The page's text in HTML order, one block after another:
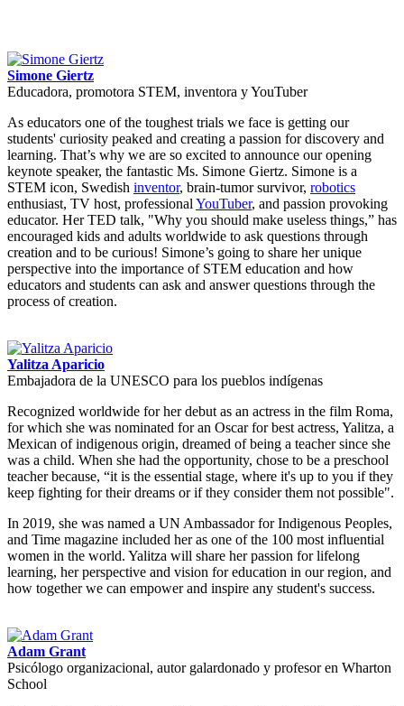
Simone Giertz
Educadora, promotora STEM, inventora y YouTuber
As educators one of the toughest trials we face is getting our
students' curiosity peaked and creating a passion for discovery and
learning. That’s why we are so excited to announce our opening
keynote speaker, the fantastic Ms. Simone Giertz. Simone is a
STEM icon, Swedish inventor, brain-tumor survivor, robotics
enthusiast, TV host, professional YouTuber, and passion provoking
educator. Her TED talk, "Why you should make useless things,” has
encouraged kids and adults worldwide to ask questions through
creation and to be curious! Simone’s going to share her unique
perspective into the importance of STEM education and how
educators and students can ask and answer questions through the
process of creation.
Yalitza Aparicio
Embajadora de la UNESCO para los pueblos indígenas
Recognized worldwide for her debut as an actress in the film Roma,
for which she was nominated for an Oscar for best actress, Yalitza, a
Mexican of indigenous origin, dreamed of being a teacher since she
was a child. When she had the opportunity, chose to be a preschool
teacher because, “it is the essential stage, where it's up to you if they
keep fighting for their dreams or if they consider them not possible".
In 2019, she was named a UN Ambassador for Indigenous Peoples,
and Time magazine included her as one of the 100 most influential
women in the world. Yalitza will share her passion for lifelong
learning, her perspective and vision for education in our region, and
how together we can empower and inspire any student's success.
Adam Grant
Psicólogo organizacional, autor galardonado y profesor en Wharton
School